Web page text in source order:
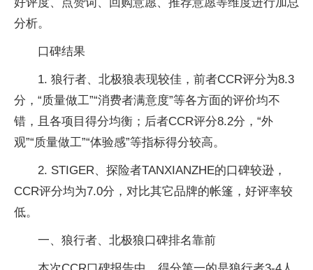
分析。
口碑结果
1. 狼行者、北极狼表现较佳，前者CCR评分为8.3
分，“质量做工”“消费者满意度”等各方面的评价均不
错，且各项目得分均衡；后者CCR评分8.2分，“外
观”“质量做工”“体验感”等指标得分较高。
2. STIGER、探险者TANXIANZHE的口碑较逊，
CCR评分均为7.0分，对比其它品牌的帐篷，好评率较
低。
一、狼行者、北极狼口碑排名靠前